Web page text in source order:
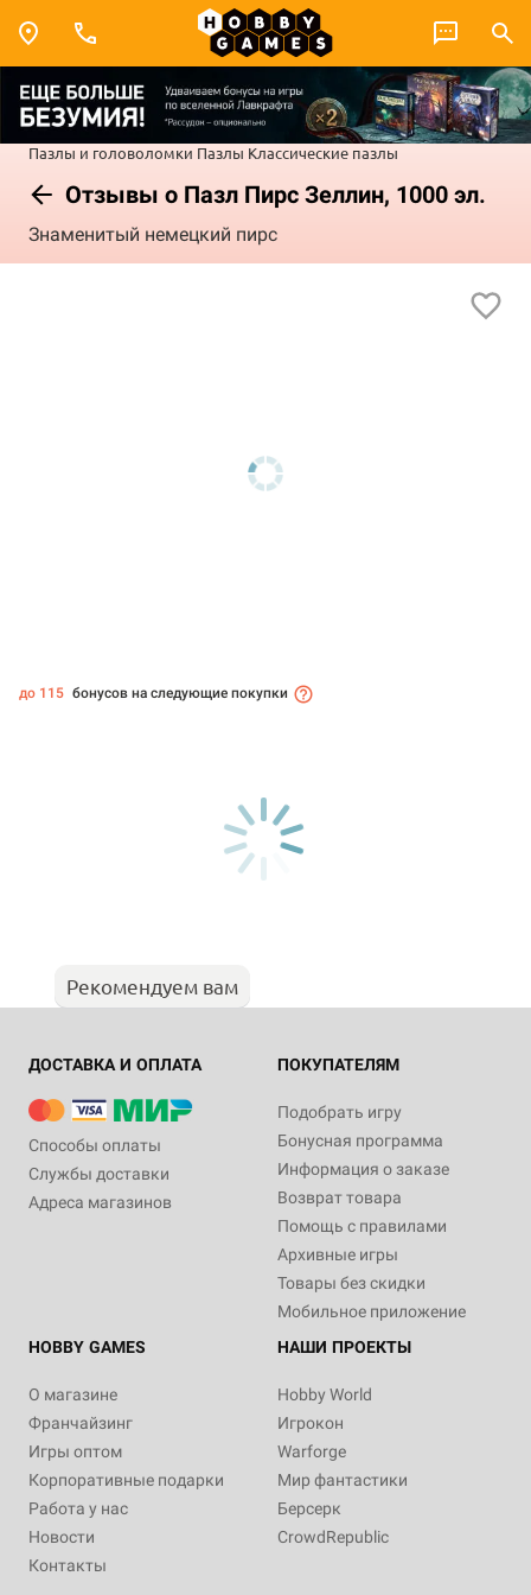
Пазлы и головоломки Пазлы Классические пазлы
Отзывы о Пазл Пирс Зеллин, 1000 эл.
Знаменитый немецкий пирс
до 115 бонусов на следующие покупки
Рекомендуем вам
ДОСТАВКА И ОПЛАТА
Способы оплаты
Службы доставки
Адреса магазинов
ПОКУПАТЕЛЯМ
Подобрать игру
Бонусная программа
Информация о заказе
Возврат товара
Помощь с правилами
Архивные игры
Товары без скидки
Мобильное приложение
HOBBY GAMES
О магазине
Франчайзинг
Игры оптом
Корпоративные подарки
Работа у нас
Новости
Контакты
НАШИ ПРОЕКТЫ
Hobby World
Игрокон
Warforge
Мир фантастики
Берсерк
CrowdRepublic